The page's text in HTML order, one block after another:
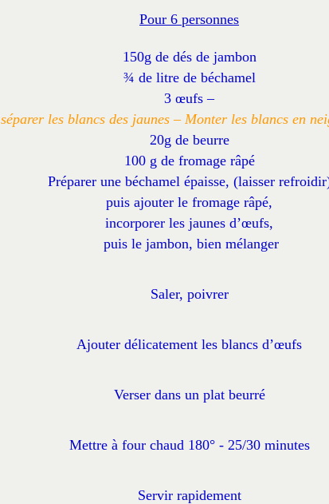
Pour 6 personnes
150g de dés de jambon
¾ de litre de béchamel
3 œufs –
séparer les blancs des jaunes – Monter les blancs en
20g de beurre
100 g de fromage râpé
Préparer une béchamel épaisse, (laisser
puis ajouter le fromage râpé,
incorporer les jaunes d’œufs,
puis le jambon, bien mélanger
Saler, poivrer
Ajouter délicatement les blancs d’œufs
Verser dans un plat beurré
Mettre à four chaud 180° - 25/30 minutes
Servir rapidement